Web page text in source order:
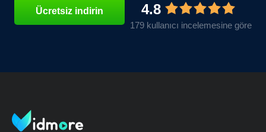
Ücretsiz indirin 4.8
179 kullanıcı incelemesine göre